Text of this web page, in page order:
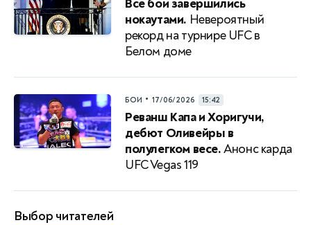
Все бои завершились
нокаутами. Невероятный
рекорд на турнире UFC в
Белом доме
БОИ • 17/06/2026 15:42
Реванш Капа и Хоригучи,
дебют Оливейры в
полулегком весе.Анонс карда
UFC Vegas 119
Выбор читателей